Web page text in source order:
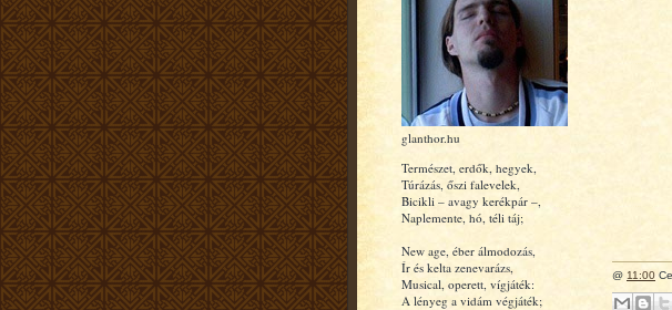
glanthor.hu
Természet, erdők, hegyek,
Túrázás, őszi falevelek,
Bicikli – avagy kerékpár –,
Naplemente, hó, téli táj;
New age, éber álmodozás,
Ír és kelta zenevarázs,
Musical, operett, vígjáték:
A lényeg a vidám végjáték;
@ 11:00